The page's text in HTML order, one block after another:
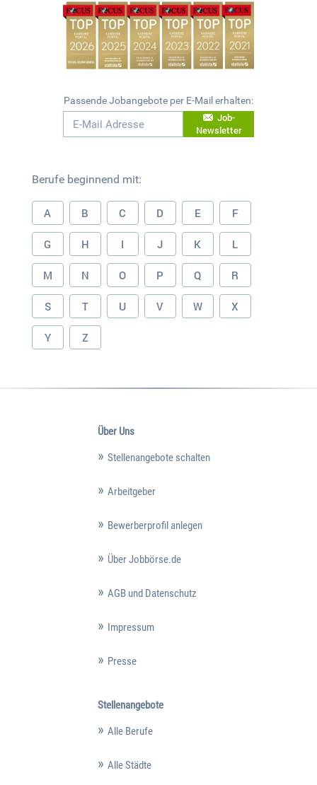
Passende Jobangebote per E-Mail erhalten:
Job-
Newsletter
Berufe beginnend mit:
A B C D E F
G H I J K L
M N O P Q R
S T U V W X
Y Z
Über Uns
Stellenangebote schalten
Arbeitgeber
Bewerberprofil anlegen
Über Jobbörse.de
AGB und Datenschutz
Impressum
Presse
Stellenangebote
Alle Berufe
Alle Städte